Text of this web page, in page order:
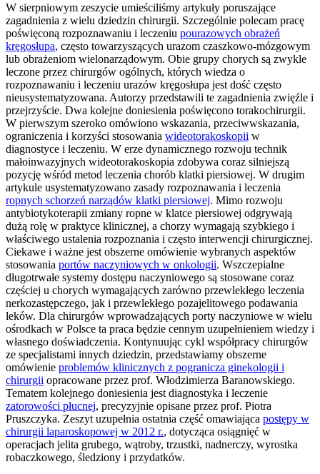
W sierpniowym zeszycie umieściliśmy artykuły poruszające
zagadnienia z wielu dziedzin chirurgii. Szczególnie polecam pracę
poświęconą rozpoznawaniu i leczeniu pourazowych obrażeń
kręgosłupa, często towarzyszących urazom czaszkowo-mózgowym
lub obrażeniom wielonarządowym. Obie grupy chorych są zwykle
leczone przez chirurgów ogólnych, których wiedza o
rozpoznawaniu i leczeniu urazów kręgosłupa jest dość często
nieusystematyzowana. Autorzy przedstawili te zagadnienia zwięźle i
przejrzyście. Dwa kolejne doniesienia poświęcono torakochirurgii.
W pierwszym szeroko omówiono wskazania, przeciwwskazania,
ograniczenia i korzyści stosowania wideotorakoskopii w
diagnostyce i leczeniu. W erze dynamicznego rozwoju technik
małoinwazyjnych wideotorakoskopia zdobywa coraz silniejszą
pozycję wśród metod leczenia chorób klatki piersiowej. W drugim
artykule usystematyzowano zasady rozpoznawania i leczenia
ropnych schorzeń narządów klatki piersiowej. Mimo rozwoju
antybiotykoterapii zmiany ropne w klatce piersiowej odgrywają
dużą rolę w praktyce klinicznej, a chorzy wymagają szybkiego i
właściwego ustalenia rozpoznania i często interwencji chirurgicznej.
Ciekawe i ważne jest obszerne omówienie wybranych aspektów
stosowania portów naczyniowych w onkologii. Wszczepialne
długotrwałe systemy dostępu naczyniowego są stosowane coraz
częściej u chorych wymagających zarówno przewlekłego leczenia
nerkozastępczego, jak i przewlekłego pozajelitowego podawania
leków. Dla chirurgów wprowadzających porty naczyniowe w wielu
ośrodkach w Polsce ta praca będzie cennym uzupełnieniem wiedzy i
własnego doświadczenia. Kontynuując cykl współpracy chirurgów
ze specjalistami innych dziedzin, przedstawiamy obszerne
omówienie problemów klinicznych z pogranicza ginekologii i
chirurgii opracowane przez prof. Włodzimierza Baranowskiego.
Tematem kolejnego doniesienia jest diagnostyka i leczenie
zatorowości płucnej, precyzyjnie opisane przez prof. Piotra
Pruszczyka. Zeszyt uzupełnia ostatnia część omawiająca postępy w
chirurgii laparoskopowej w 2012 r., dotycząca osiągnięć w
operacjach jelita grubego, wątroby, trzustki, nadnerczy, wyrostka
robaczkowego, śledziony i przydatków.